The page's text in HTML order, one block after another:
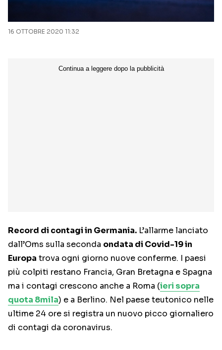
16 OTTOBRE 2020 11:32
Record di contagi in Germania. L’allarme lanciato
dall’Oms sulla seconda ondata di Covid-19 in
Europa trova ogni giorno nuove conferme. I paesi
più colpiti restano Francia, Gran Bretagna e Spagna
ma i contagi crescono anche a Roma (ieri sopra
quota 8mila) e a Berlino. Nel paese teutonico nelle
ultime 24 ore si registra un nuovo picco giornaliero
di contagi da coronavirus.